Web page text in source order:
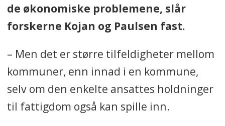
de økonomiske problemene, slår
forskerne Kojan og Paulsen fast.
– Men det er større tilfeldigheter mellom
kommuner, enn innad i en kommune,
selv om den enkelte ansattes holdninger
til fattigdom også kan spille inn.